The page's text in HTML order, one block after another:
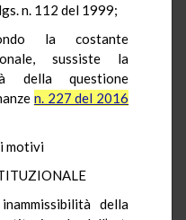
n. 112 del 1999;
la costante
sussiste la
della questione
n. 227 del 2016
motivi
della